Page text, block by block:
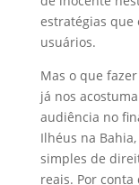
estratégias que
usuários.
Mas o que
já nos
audiência no
Ilhéus na
simples de
reais. Por